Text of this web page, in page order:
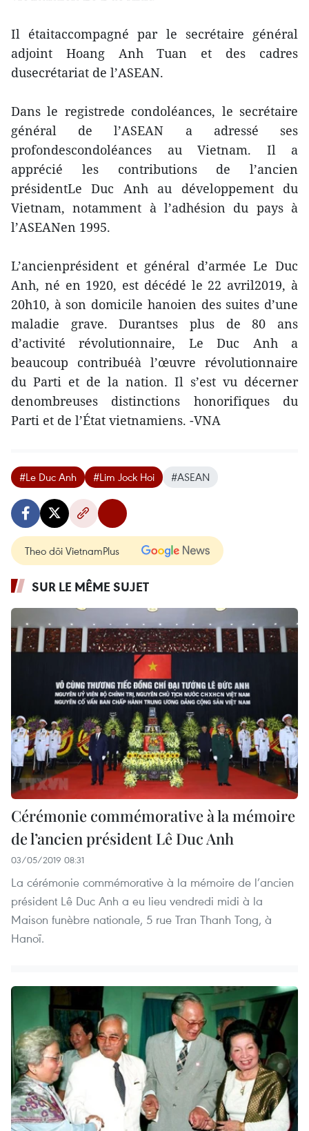
Il étaitaccompagné par le secrétaire général
adjoint Hoang Anh Tuan et des cadres
dusecrétariat de l’ASEAN.
Dans le registrede condoléances, le secrétaire
général de l’ASEAN a adressé ses
profondescondoléances au Vietnam. Il a
apprécié les contributions de l’ancien
présidentLe Duc Anh au développement du
Vietnam, notamment à l’adhésion du pays à
l’ASEANen 1995.
L’ancienprésident et général d’armée Le Duc
Anh, né en 1920, est décédé le 22 avril2019, à
20h10, à son domicile hanoien des suites d’une
maladie grave. Durantses plus de 80 ans
d’activité révolutionnaire, Le Duc Anh a
beaucoup contribuéà l’œuvre révolutionnaire
du Parti et de la nation. Il s’est vu décerner
denombreuses distinctions honorifiques du
Parti et de l’État vietnamiens. -VNA
#Le Duc Anh #Lim Jock Hoi #ASEAN
Theo dõi VietnamPlus
SUR LE MÊME SUJET
Cérémonie commémorative à la mémoire
de l’ancien président Lê Duc Anh
03/05/2019 08:31
La cérémonie commémorative à la mémoire de l’ancien
président Lê Duc Anh a eu lieu vendredi midi à la
Maison funèbre nationale, 5 rue Tran Thanh Tong, à
Hanoï.